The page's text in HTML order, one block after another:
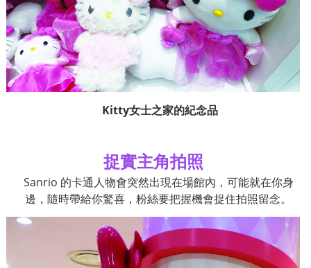
Kitty女士之家的紀念品
捉實主角拍照
Sanrio 的卡通人物會突然出現在場館內，可能就在你身
邊，隨時帶給你驚喜，粉絲要把握機會捉住拍照留念。